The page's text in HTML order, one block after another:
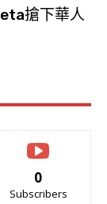
搶下華人
0
Subscribers